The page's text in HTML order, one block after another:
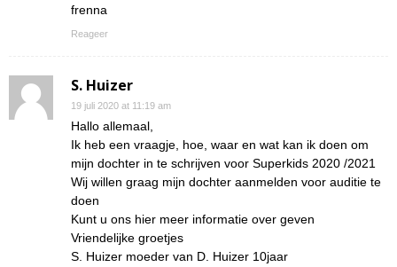
frenna
Reageer
S. Huizer
19 juli 2020 at 11:19 am
Hallo allemaal,
Ik heb een vraagje, hoe, waar en wat kan ik doen om
mijn dochter in te schrijven voor Superkids 2020 /2021
Wij willen graag mijn dochter aanmelden voor auditie te
doen
Kunt u ons hier meer informatie over geven
Vriendelijke groetjes
S. Huizer moeder van D. Huizer 10jaar